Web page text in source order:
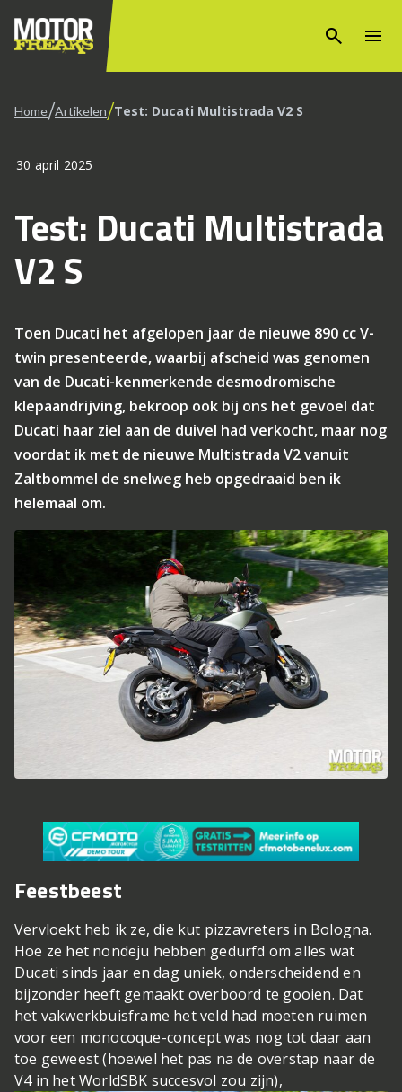
search menu
Home/Artikelen/Test: Ducati Multistrada V2 S
30 april 2025
Test: Ducati Multistrada
V2 S
Toen Ducati het afgelopen jaar de nieuwe 890 cc V-
twin presenteerde, waarbij afscheid was genomen
van de Ducati-kenmerkende desmodromische
klepaandrijving, bekroop ook bij ons het gevoel dat
Ducati haar ziel aan de duivel had verkocht, maar nog
voordat ik met de nieuwe Multistrada V2 vanuit
Zaltbommel de snelweg heb opgedraaid ben ik
helemaal om.
Feestbeest
Vervloekt heb ik ze, die kut pizzavreters in Bologna.
Hoe ze het nondeju hebben gedurfd om alles wat
Ducati sinds jaar en dag uniek, onderscheidend en
bijzonder heeft gemaakt overboord te gooien. Dat
het vakwerkbuisframe het veld had moeten ruimen
voor een monocoque-concept was nog tot daar aan
toe geweest (hoewel het pas na de overstap naar de
V4 in het WorldSBK succesvol zou zijn),